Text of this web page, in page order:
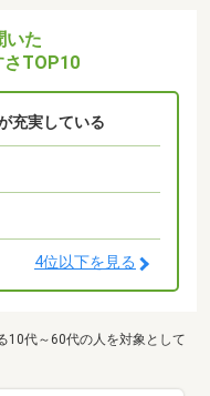
いた
さTOP10
充実している
4位以下を見る
10代～60代の人を対象として